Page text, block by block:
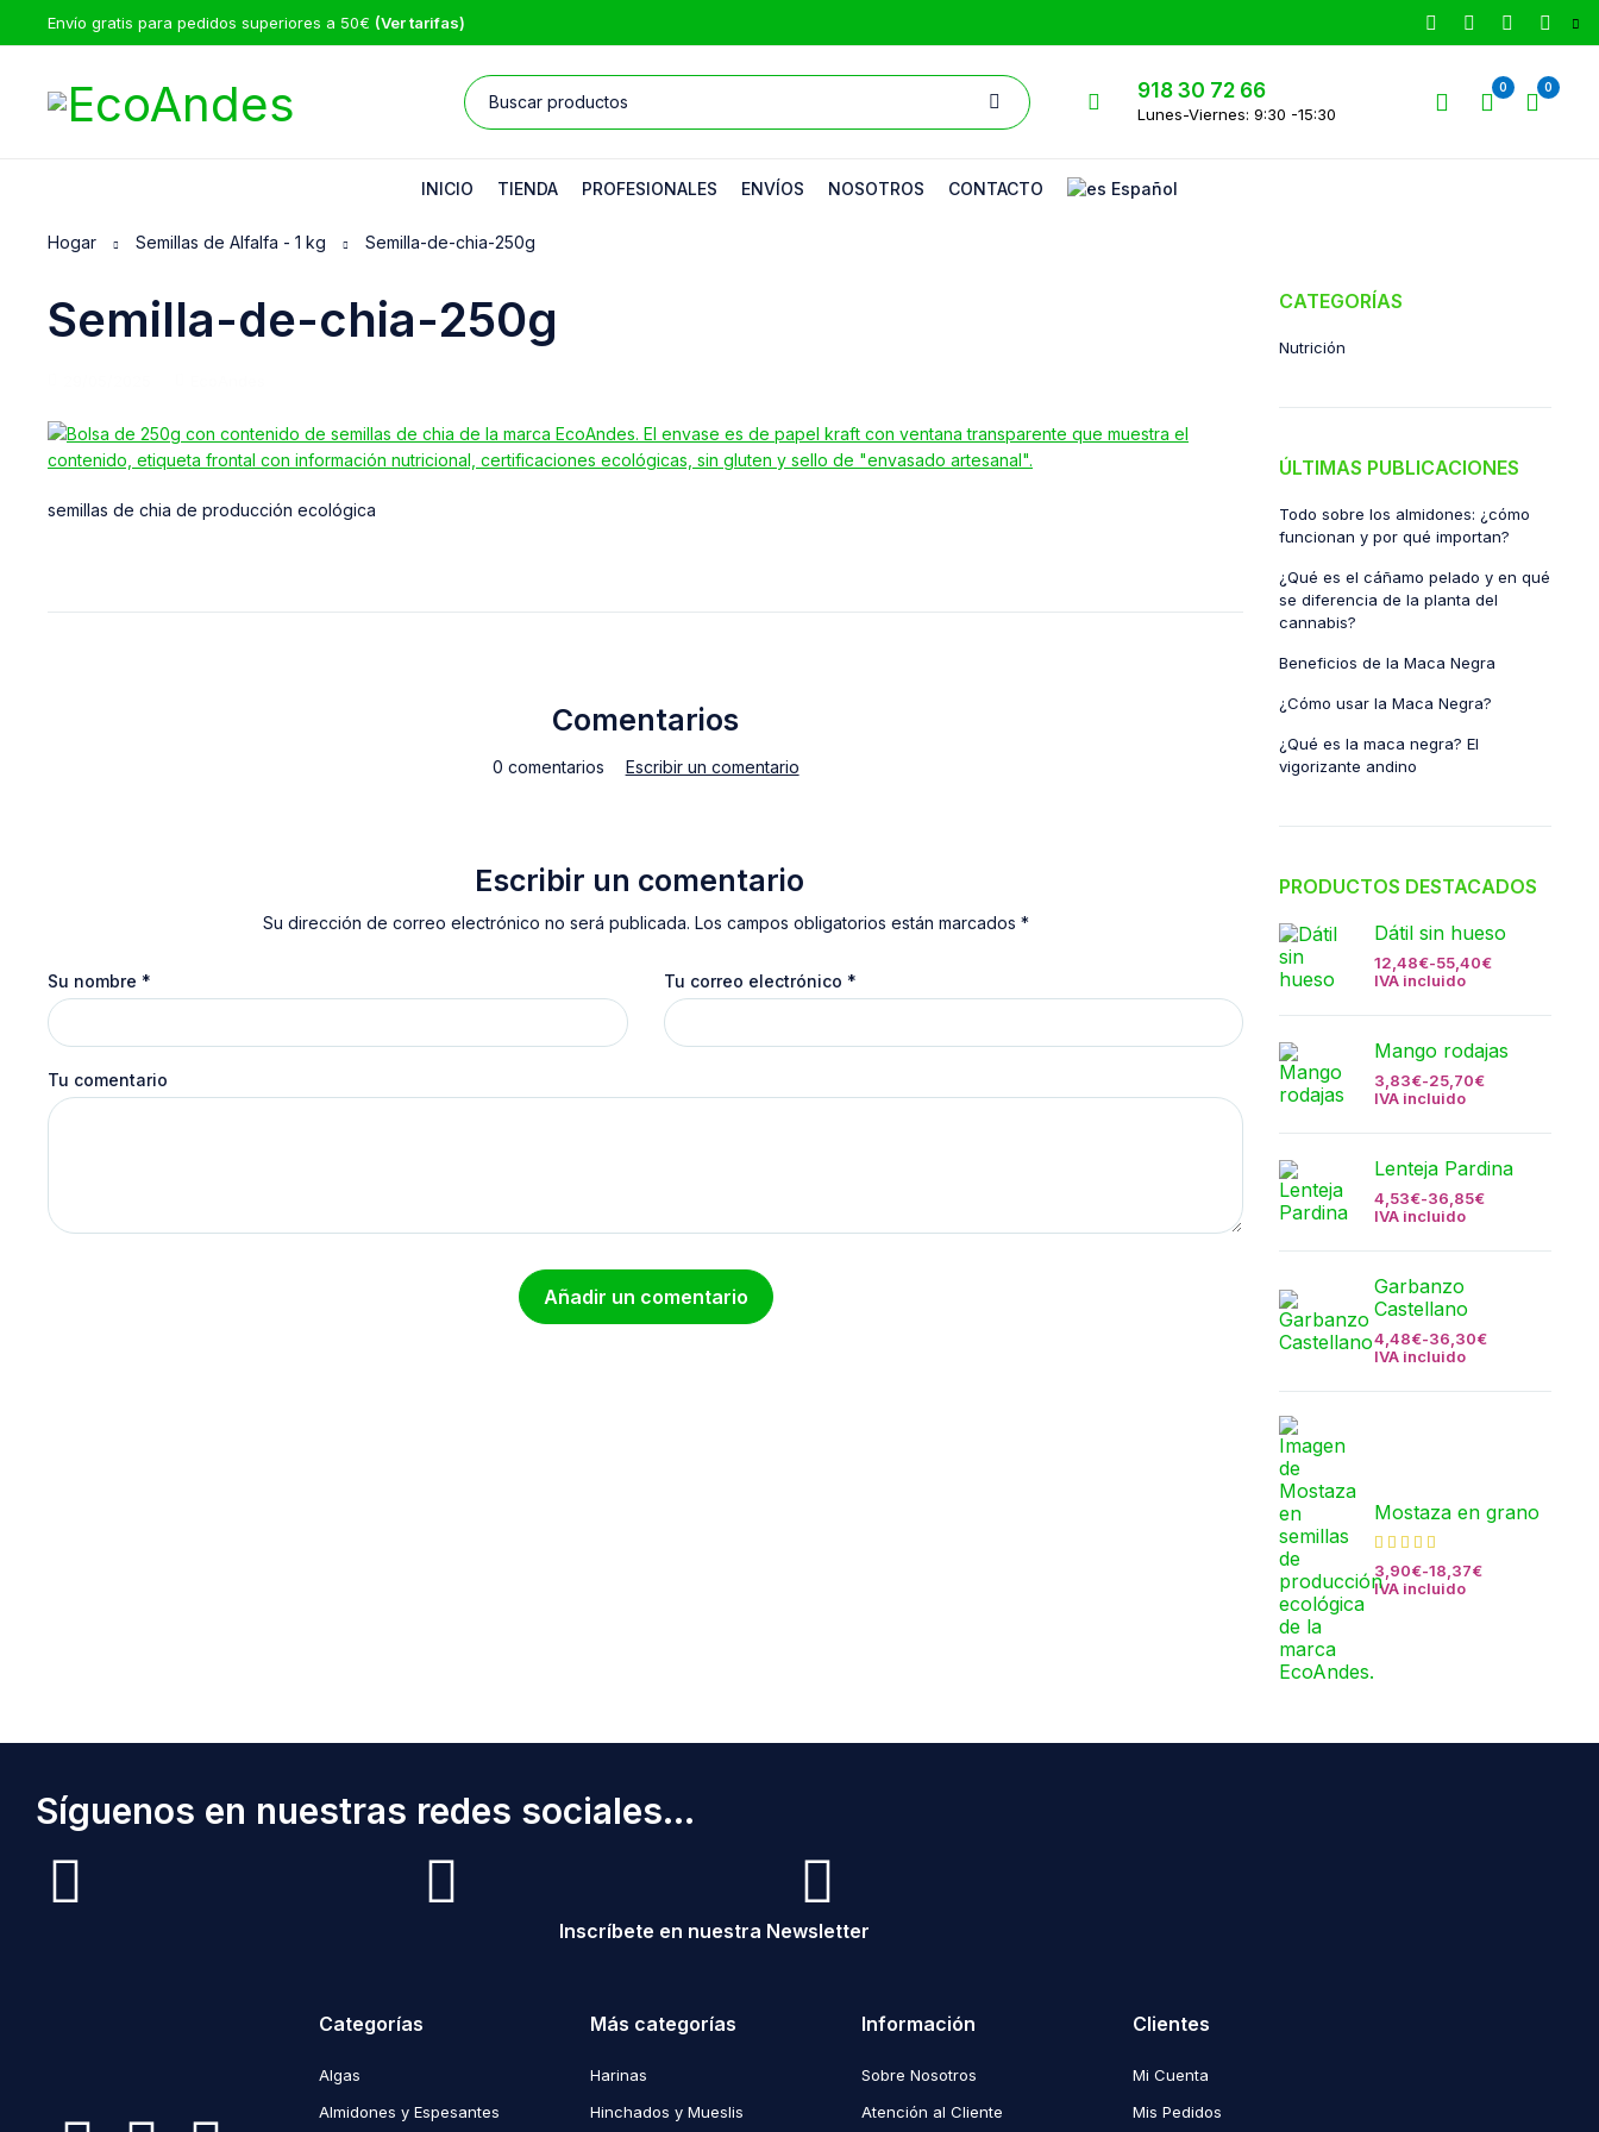
Envío gratis para pedidos superiores a 50€ (Ver tarifas)
918 30 72 66
Lunes-Viernes: 9:30 -15:30
0 0
INICIO TIENDA PROFESIONALES ENVÍOS NOSOTROS CONTACTO Español
Hogar Semillas de Alfalfa - 1 kg Semilla-de-chia-250g
Semilla-de-chia-250g
semillas de chia de producción ecológica
Comentarios
0 comentarios Escribir un comentario
Escribir un comentario
Su dirección de correo electrónico no será publicada. Los campos obligatorios están marcados *
Su nombre * Tu correo electrónico *
Tu comentario
Añadir un comentario
CATEGORÍAS
Nutrición
ÚLTIMAS PUBLICACIONES
Todo sobre los almidones: ¿cómo
funcionan y por qué importan?
¿Qué es el cáñamo pelado y en qué
se diferencia de la planta del
cannabis?
Beneficios de la Maca Negra
¿Cómo usar la Maca Negra?
¿Qué es la maca negra? El
vigorizante andino
PRODUCTOS DESTACADOS
Dátil sin hueso
12,48€-55,40€
IVA incluido
Mango rodajas
3,83€-25,70€
IVA incluido
Lenteja Pardina
4,53€-36,85€
IVA incluido
Garbanzo
Castellano
4,48€-36,30€
IVA incluido
Mostaza en grano
3,90€-18,37€
IVA incluido
Síguenos en nuestras redes sociales...
Inscríbete en nuestra Newsletter
Categorías
Algas
Almidones y Espesantes
Más categorías
Harinas
Hinchados y Mueslis
Información
Sobre Nosotros
Atención al Cliente
Clientes
Mi Cuenta
Mis Pedidos